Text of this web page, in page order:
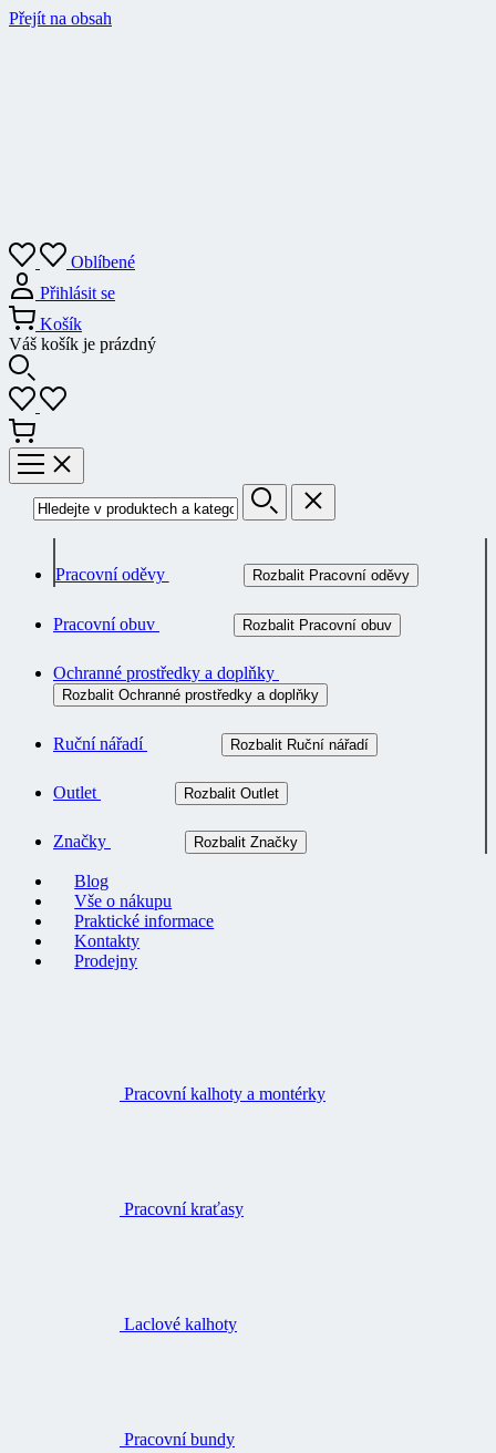
Přejít na obsah
Oblíbené
Přihlásit se
Košík
Váš košík je prázdný
Pracovní oděvy Rozbalit Pracovní oděvy
Pracovní obuv Rozbalit Pracovní obuv
Ochranné prostředky a doplňky
Rozbalit Ochranné prostředky a doplňky
Ruční nářadí Rozbalit Ruční nářadí
Outlet Rozbalit Outlet
Značky Rozbalit Značky
Blog
Vše o nákupu
Praktické informace
Kontakty
Prodejny
Pracovní kalhoty a montérky
Pracovní kraťasy
Laclové kalhoty
Pracovní bundy